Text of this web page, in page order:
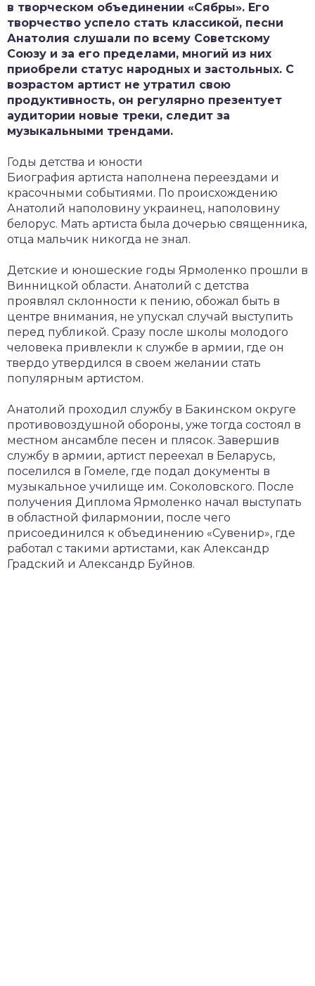
в творческом объединении «Сябры». Его
творчество успело стать классикой, песни
Анатолия слушали по всему Советскому
Союзу и за его пределами, многий из них
приобрели статус народных и застольных. С
возрастом артист не утратил свою
продуктивность, он регулярно презентует
аудитории новые треки, следит за
музыкальными трендами.
Годы детства и юности
Биография артиста наполнена переездами и
красочными событиями. По происхождению
Анатолий наполовину украинец, наполовину
белорус. Мать артиста была дочерью священника,
отца мальчик никогда не знал.
Детские и юношеские годы Ярмоленко прошли в
Винницкой области. Анатолий с детства
проявлял склонности к пению, обожал быть в
центре внимания, не упускал случай выступить
перед публикой. Сразу после школы молодого
человека привлекли к службе в армии, где он
твердо утвердился в своем желании стать
популярным артистом.
Анатолий проходил службу в Бакинском округе
противовоздушной обороны, уже тогда состоял в
местном ансамбле песен и плясок. Завершив
службу в армии, артист переехал в Беларусь,
поселился в Гомеле, где подал документы в
музыкальное училище им. Соколовского. После
получения Диплома Ярмоленко начал выступать
в областной филармонии, после чего
присоединился к объединению «Сувенир», где
работал с такими артистами, как Александр
Градский и Александр Буйнов.